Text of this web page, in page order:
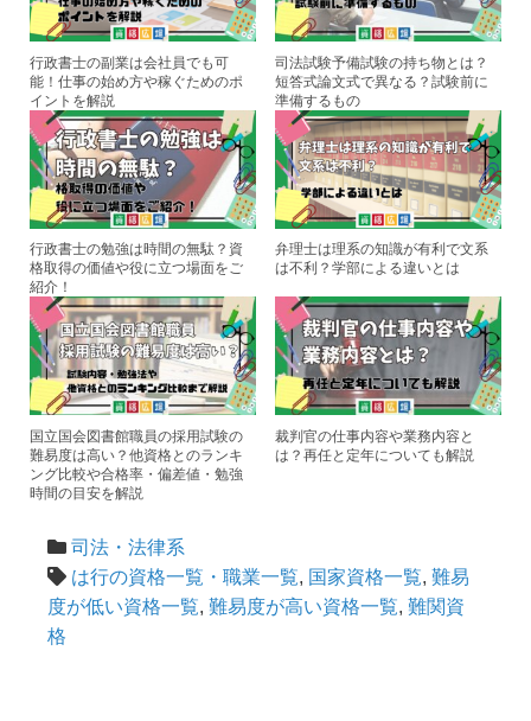
k
行政書士の副業は会社員でも可
能！仕事の始め方や稼ぐためのポ
イントを解説
司法試験予備試験の持ち物とは？
短答式論文式で異なる？試験前に
準備するもの
行政書士の勉強は時間の無駄？資
格取得の価値や役に立つ場面をご
紹介！
弁理士は理系の知識が有利で文系
は不利？学部による違いとは
国立国会図書館職員の採用試験の
難易度は高い？他資格とのランキ
ング比較や合格率・偏差値・勉強
時間の目安を解説
裁判官の仕事内容や業務内容と
は？再任と定年についても解説
司法・法律系
は行の資格一覧・職業一覧, 国家資格一覧, 難易
度が低い資格一覧, 難易度が高い資格一覧, 難関資
格